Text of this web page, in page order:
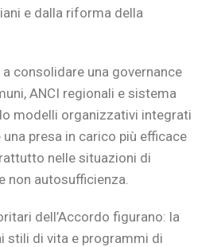
e dalla riforma della
consolidare una governance
ANCI regionali e sistema
modelli organizzativi integrati
presa in carico più efficace
nelle situazioni di
non autosufficienza.
dell’Accordo figurano: la
stili di vita e programmi di